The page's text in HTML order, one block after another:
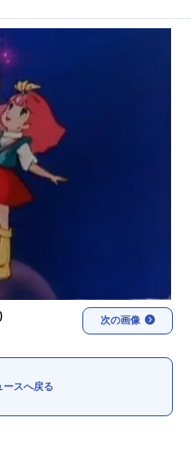
声優記事一覧
実写化映画一覧
夏アニメ
US 次の画像
ースへ戻る